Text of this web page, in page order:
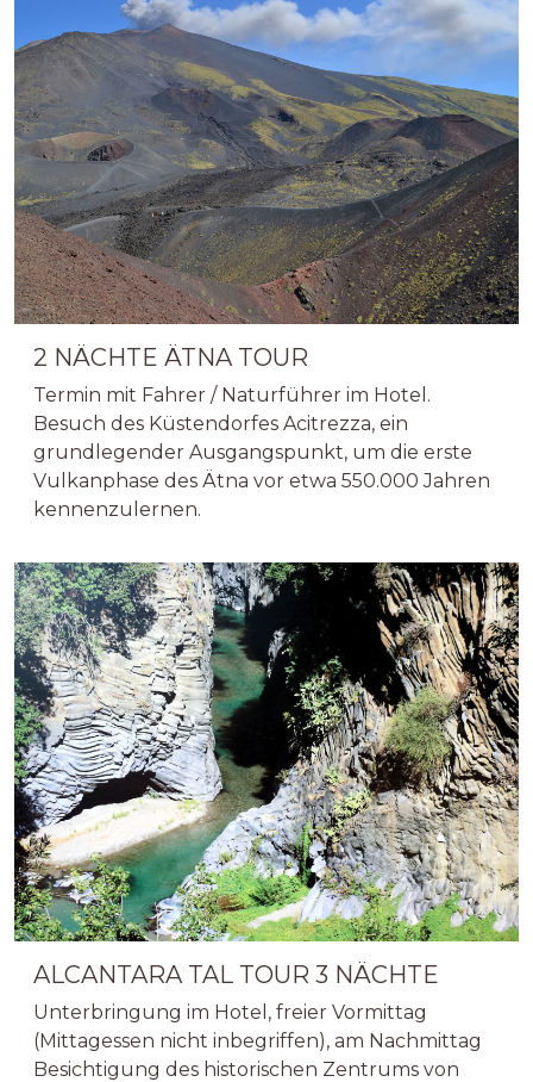
2 NÄCHTE ÄTNA TOUR
Termin mit Fahrer / Naturführer im Hotel.
Besuch des Küstendorfes Acitrezza, ein
grundlegender Ausgangspunkt, um die erste
Vulkanphase des Ätna vor etwa 550.000 Jahren
kennenzulernen.
ALCANTARA TAL TOUR 3 NÄCHTE
Unterbringung im Hotel, freier Vormittag
(Mittagessen nicht inbegriffen), am Nachmittag
Besichtigung des historischen Zentrums von